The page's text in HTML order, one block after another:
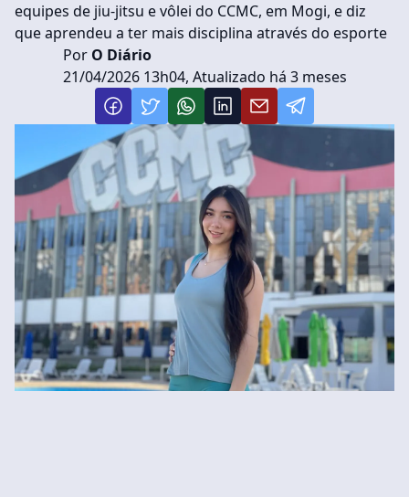
equipes de jiu-jitsu e vôlei do CCMC, em Mogi, e diz
que aprendeu a ter mais disciplina através do esporte
PorO Diário
21/04/2026 13h04, Atualizado há 3 meses